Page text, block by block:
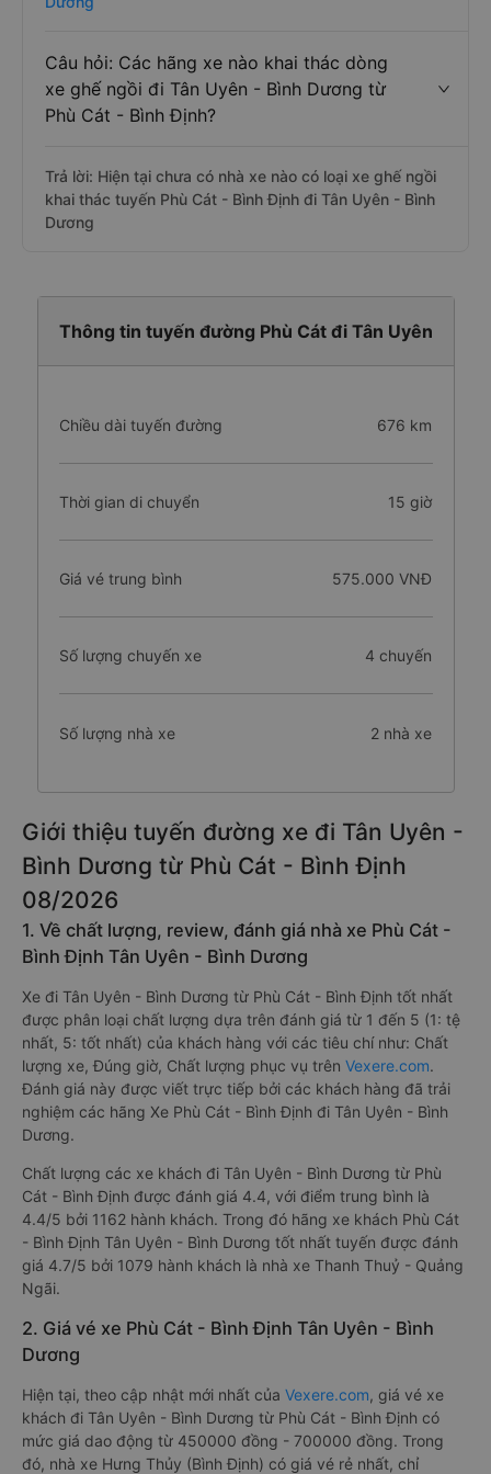
Câu hỏi: Các hãng xe nào khai thác dòng
xe ghế ngồi đi Tân Uyên - Bình Dương từ
Phù Cát - Bình Định?
Trả lời: Hiện tại chưa có nhà xe nào có loại xe ghế ngồi
khai thác tuyến Phù Cát - Bình Định đi Tân Uyên - Bình
Dương
Thông tin tuyến đường Phù Cát đi Tân Uyên
Chiều dài tuyến đường 676 km
Thời gian di chuyển 15 giờ
Giá vé trung bình 575.000 VNĐ
Số lượng chuyến xe 4 chuyến
Số lượng nhà xe 2 nhà xe
Giới thiệu tuyến đường xe đi Tân Uyên -
Bình Dương từ Phù Cát - Bình Định
08/2026
1. Về chất lượng, review, đánh giá nhà xe Phù Cát -
Bình Định Tân Uyên - Bình Dương
Xe đi Tân Uyên - Bình Dương từ Phù Cát - Bình Định tốt nhất
được phân loại chất lượng dựa trên đánh giá từ 1 đến 5 (1: tệ
nhất, 5: tốt nhất) của khách hàng với các tiêu chí như: Chất
lượng xe, Đúng giờ, Chất lượng phục vụ trên Vexere.com.
Đánh giá này được viết trực tiếp bởi các khách hàng đã trải
nghiệm các hãng Xe Phù Cát - Bình Định đi Tân Uyên - Bình
Dương.
Chất lượng các xe khách đi Tân Uyên - Bình Dương từ Phù
Cát - Bình Định được đánh giá 4.4, với điểm trung bình là
4.4/5 bởi 1162 hành khách. Trong đó hãng xe khách Phù Cát
- Bình Định Tân Uyên - Bình Dương tốt nhất tuyến được đánh
giá 4.7/5 bởi 1079 hành khách là nhà xe Thanh Thuỷ - Quảng
Ngãi.
2. Giá vé xe Phù Cát - Bình Định Tân Uyên - Bình
Dương
Hiện tại, theo cập nhật mới nhất của Vexere.com, giá vé xe
khách đi Tân Uyên - Bình Dương từ Phù Cát - Bình Định có
mức giá dao động từ 450000 đồng - 700000 đồng. Trong
đó, nhà xe Hưng Thủy (Bình Định) có giá vé rẻ nhất, chỉ